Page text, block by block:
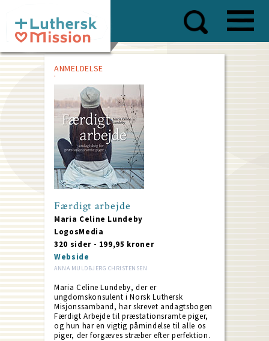
main
content
ANMELDELSE
Færdigt arbejde
Maria Celine Lundeby
LogosMedia
320 sider - 199,95 kroner
Webside
ANNA MULDBJERG CHRISTENSEN
Maria Celine Lundeby, der er
ungdomskonsulent i Norsk Luthersk
Misjonssamband, har skrevet andagtsbogen
Færdigt Arbejde til præstationsramte piger,
og hun har en vigtig påmindelse til alle os
piger, der forgæves stræber efter perfektion.